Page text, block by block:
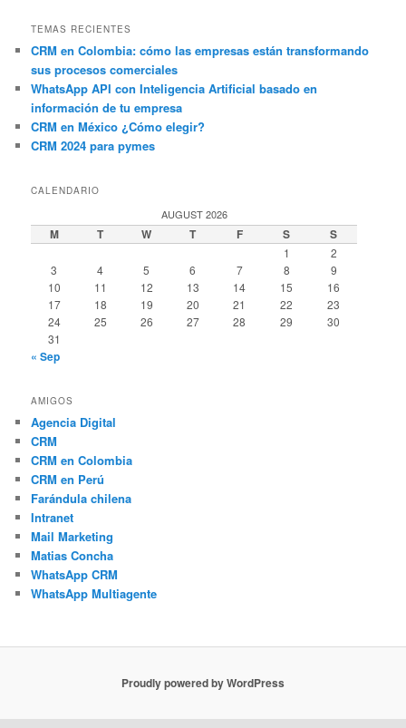
TEMAS RECIENTES
CRM en Colombia: cómo las empresas están transformando
sus procesos comerciales
WhatsApp API con Inteligencia Artificial basado en
información de tu empresa
CRM en México ¿Cómo elegir?
CRM 2024 para pymes
CALENDARIO
AUGUST 2026
M T W T F S S
1
2
3
4 5 6 7 8
9
10
11 12 13 14 15
16
17
18 19 20 21 22
23
24
25 26 27 28 29
30
31
« Sep
AMIGOS
Agencia Digital
CRM
CRM en Colombia
CRM en Perú
Farándula chilena
Intranet
Mail Marketing
Matias Concha
WhatsApp CRM
WhatsApp Multiagente
Proudly powered by WordPress